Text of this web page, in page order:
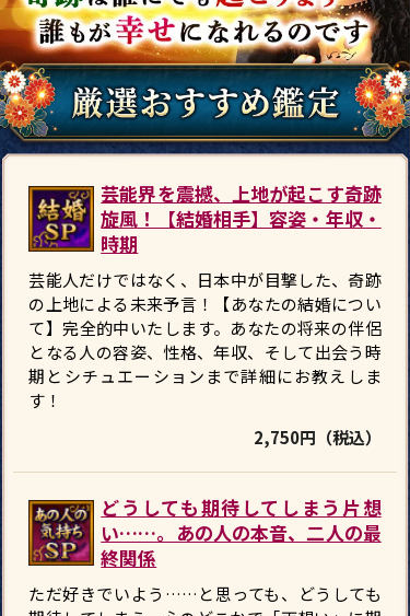
芸能界を震撼、上地が起こす奇跡
旋風！【結婚相手】容姿・年収・
時期
芸能人だけではなく、日本中が目撃した、奇跡
の上地による未来予言！【あなたの結婚につい
て】完全的中いたします。あなたの将来の伴侶
となる人の容姿、性格、年収、そして出会う時
期とシチュエーションまで詳細にお教えしま
す！
2,750円（税込）
どうしても期待してしまう片想
い……。あの人の本音、二人の最
終関係
ただ好きでいよう……と思っても、どうしても